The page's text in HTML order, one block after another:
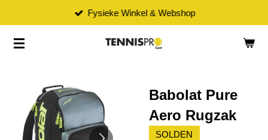
naar
Fysieke Winkel & Webshop
Babolat Pure
Aero Rugzak
SOLDEN